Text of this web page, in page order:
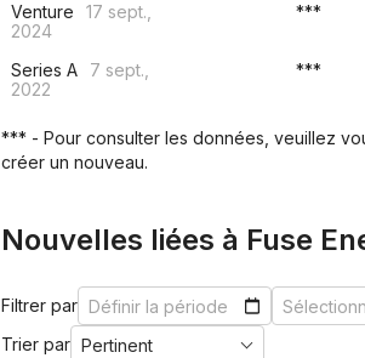
Venture
17 sept.,
2024
***
Series A
7 sept.,
2022
***
*** - Pour consulter les données, veuillez
créer un nouveau.
Nouvelles liées à Fuse
Filtrer par
Trier par